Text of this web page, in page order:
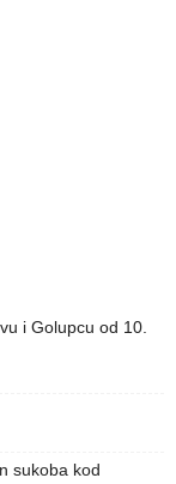
i Golupcu od 10.
sukoba kod